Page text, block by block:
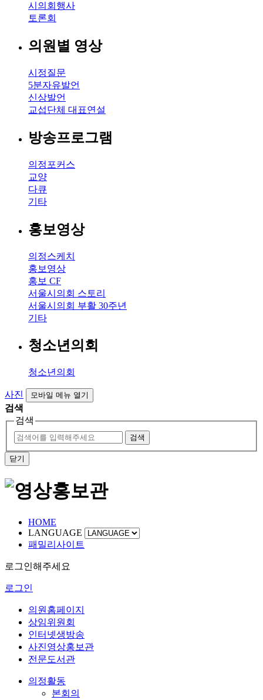
시의회행사
토론회
의원별 영상
시정질문
5분자유발언
신상발언
교섭단체 대표연설
방송프로그램
의정포커스
교양
다큐
기타
홍보영상
의정스케치
홍보영상
홍보 CF
서울시의회 스토리
서울시의회 부활 30주년
기타
청소년의회
청소년의회
사진 모바일 메뉴 열기
검색
검색
검색
닫기
HOME
LANGUAGE
패밀리사이트
로그인해주세요
로그인
의원홈페이지
상임위원회
인터넷생방송
사진영상홍보관
전문도서관
의정활동
본회의